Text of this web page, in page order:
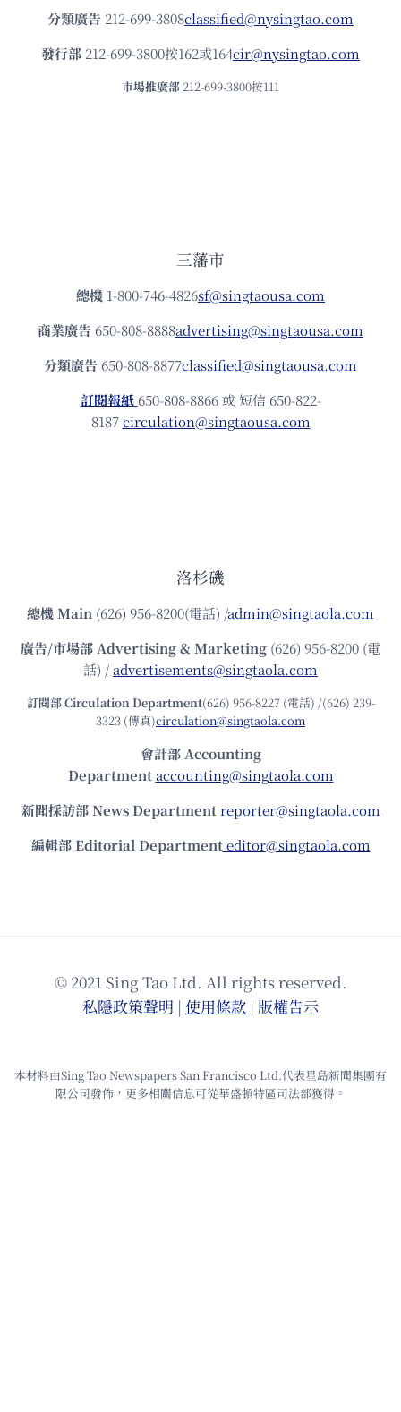
分類廣告 212-699-3808classified@nysingtao.com
發⾏部 212-699-3800按162或164cir@nysingtao.com
市場推廣部 212-699-3800按111
三藩市
總機 1-800-746-4826sf@singtaousa.com
商業廣告 650-808-8888advertising@singtaousa.com
分類廣告 650-808-8877classified@singtaousa.com
訂閱報紙 650-808-8866 或 短信 650-822-
8187circulation@singtaousa.com
洛杉磯
總機Main (626) 956-8200(電話) /admin@singtaola.com
廣告/市場部Advertising & Marketing (626) 956-8200 (電
話) /advertisements@singtaola.com
訂閱部 Circulation Department(626) 956-8227 (電話) /(626) 239-
3323 (傳真)circulation@singtaola.com
會計部 Accounting
Department accounting@singtaola.com
新聞採訪部 News Department reporter@singtaola.com
編輯部 Editorial Department editor@singtaola.com
© 2021 Sing Tao Ltd. All rights reserved.
私隱政策聲明 | 使⽤條款 | 版權告⽰
本材料由Sing Tao Newspapers San Francisco Ltd.代表星島新聞集團有
限公司發佈，更多相關信息可從華盛頓特區司法部獲得。